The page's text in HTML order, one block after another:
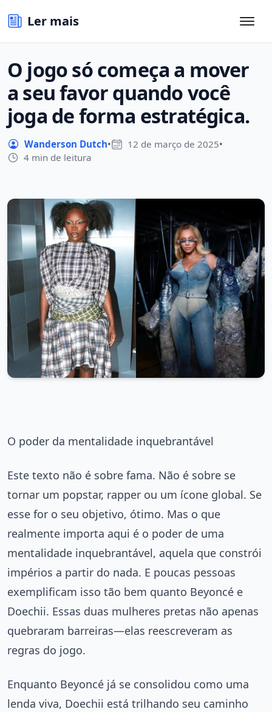
Ler mais
O jogo só começa a mover
a seu favor quando você
joga de forma estratégica.
Wanderson Dutch• 12 de março de 2025•
4 min de leitura
O poder da mentalidade inquebrantável
Este texto não é sobre fama. Não é sobre se
tornar um popstar, rapper ou um ícone global. Se
esse for o seu objetivo, ótimo. Mas o que
realmente importa aqui é o poder de uma
mentalidade inquebrantável, aquela que constrói
impérios a partir do nada. E poucas pessoas
exemplificam isso tão bem quanto Beyoncé e
Doechii. Essas duas mulheres pretas não apenas
quebraram barreiras—elas reescreveram as
regras do jogo.
Enquanto Beyoncé já se consolidou como uma
lenda viva, Doechii está trilhando seu caminho